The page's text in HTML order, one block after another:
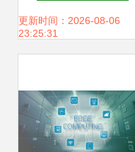
种业绩引爆30%暴
更新时间：2026-08-06
23:25:31